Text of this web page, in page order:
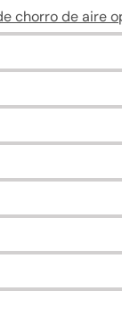
chorro de aire